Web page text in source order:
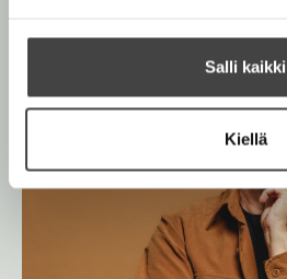
Salli kaikki
Kiellä